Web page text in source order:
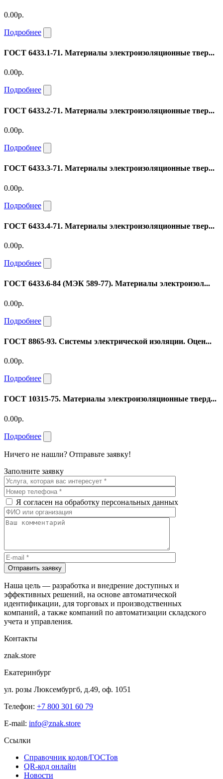
0.00р.
Подробнее
ГОСТ 6433.1-71. Материалы электроизоляционные твер...
0.00р.
Подробнее
ГОСТ 6433.2-71. Материалы электроизоляционные твер...
0.00р.
Подробнее
ГОСТ 6433.3-71. Материалы электроизоляционные твер...
0.00р.
Подробнее
ГОСТ 6433.4-71. Материалы электроизоляционные твер...
0.00р.
Подробнее
ГОСТ 6433.6-84 (МЭК 589-77). Материалы электроизол...
0.00р.
Подробнее
ГОСТ 8865-93. Системы электрической изоляции. Оцен...
0.00р.
Подробнее
ГОСТ 10315-75. Материалы электроизоляционные тверд...
0.00р.
Подробнее
Ничего не нашли? Отправьте заявку!
Заполните заявку
Я согласен на обработку персональных данных
Отправить заявку
Наша цель — разработка и внедрение доступных и
эффективных решений, на основе автоматической
идентификации, для торговых и производственных
компаний, а также компаний по автоматизации складского
учета и управления.
Контакты
znak.store
Екатеринбург
ул. розы Люксембургб, д.49, оф. 1051
Телефон: +7 800 301 60 79
E-mail: info@znak.store
Ссылки
Справочник кодов/ГОСТов
QR-код онлайн
Новости